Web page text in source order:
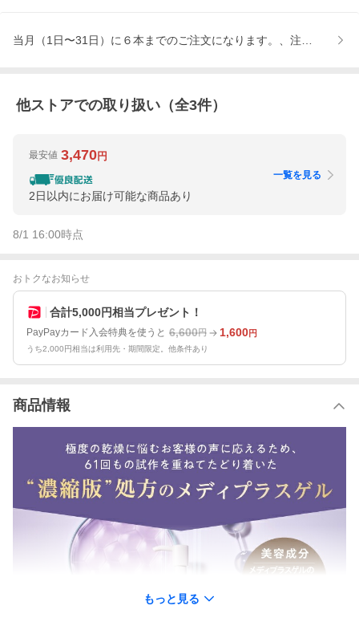
当月（1日〜31日）に６本までのご注文になります。、注文後の修
他ストアでの取り扱い（全3件）
最安値 3,470円
2日以内にお届け可能な商品あり
一覧を見る
8/1 16:00時点
おトクなお知らせ
合計5,000円相当プレゼント！
PayPayカード入会特典を使うと 6,600円 1,600円
うち2,000円相当は利用先・期間限定。他条件あり
商品情報
もっと見る